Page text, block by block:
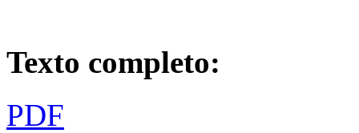
Texto completo:
PDF